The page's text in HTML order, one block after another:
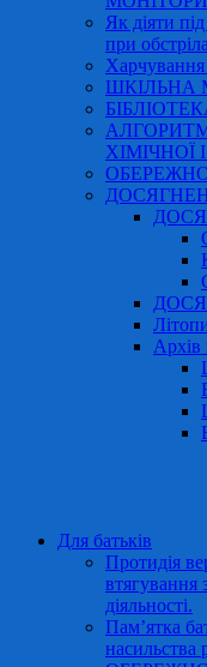
Як діяти
при
Харчування
ШКІЛЬНА
АЛГОРИТМ
ХІМІЧНОЇ
Архів
Для батьків
Протидія
втягування
діяльності.
Пам’ятка
насильства